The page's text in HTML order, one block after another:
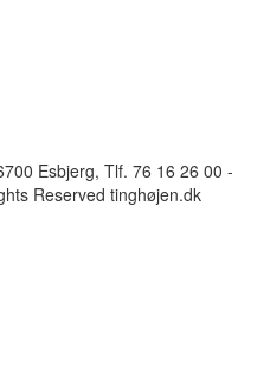
Esbjerg, Tlf. 76 16 26 00 -
Reserved tinghøjen.dk